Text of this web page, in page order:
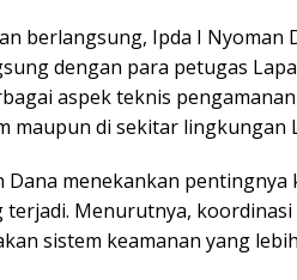
berlangsung, Ipda I Nyoman
dengan para petugas
aspek teknis
maupun di sekitar lingkungan
Dana menekankan
terjadi. Menurutnya,
sistem keamanan yang